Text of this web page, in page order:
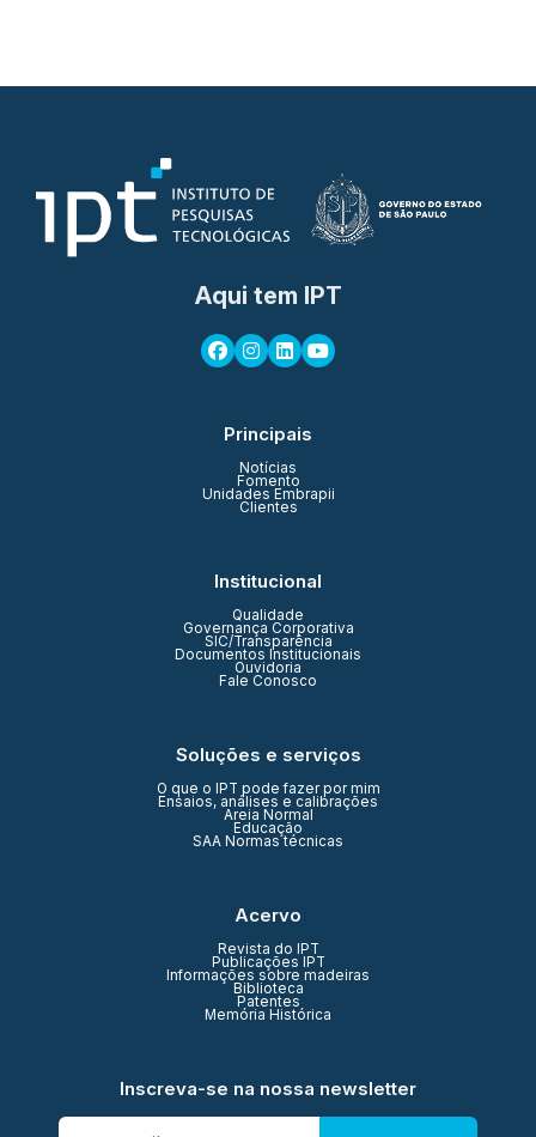
Aqui tem IPT
Principais
Notícias
Fomento
Unidades Embrapii
Clientes
Institucional
Qualidade
Governança Corporativa
SIC/Transparência
Documentos Institucionais
Ouvidoria
Fale Conosco
Soluções e serviços
O que o IPT pode fazer por mim
Ensaios, análises e calibrações
Areia Normal
Educação
SAA Normas técnicas
Acervo
Revista do IPT
Publicações IPT
Informações sobre madeiras
Biblioteca
Patentes
Memória Histórica
Inscreva-se na nossa newsletter